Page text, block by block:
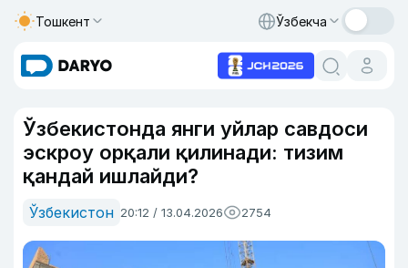
Тошкент Ўзбекча
Ўзбекистонда янги уйлар савдоси
эскроу орқали қилинади: тизим
қандай ишлайди?
Ўзбекистон 20:12 / 13.04.2026 2754